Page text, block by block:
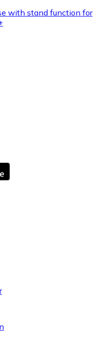
with stand function for